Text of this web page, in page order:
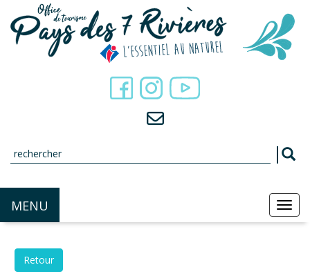
MENU
Retour
Panneau de gestion des cookies